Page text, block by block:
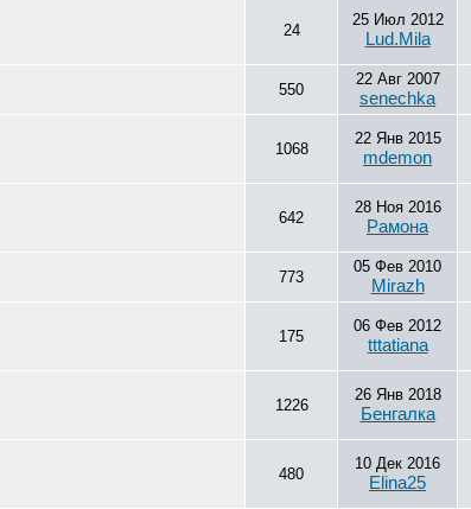
24
25 Июл 2012
Lud.Mila
550
22 Авг 2007
senechka
1068
22 Янв 2015
mdemon
642
28 Ноя 2016
Рамона
773
05 Фев 2010
Mirazh
175
06 Фев 2012
tttatiana
1226
26 Янв 2018
Бенгалка
480
10 Дек 2016
Elina25